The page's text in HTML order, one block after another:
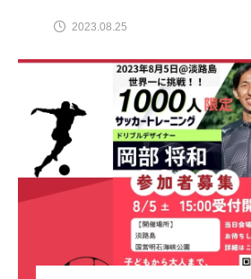
パリオリンピック
ブンデスリーガ マスコット
レジャー レース 下半身
人気上昇スポーツを知る 会場
力士 参加標準記録 問題
夏の甲子園・インタビュー特集
山口県岩国市 広島市佐伯区
2023.08.25